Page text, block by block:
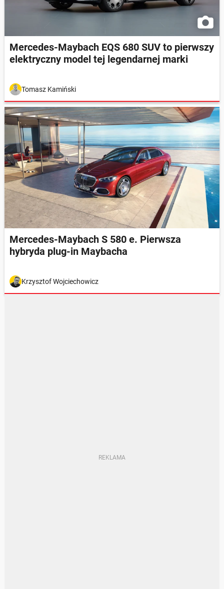
Mercedes-Maybach EQS 680 SUV to pierwszy
elektryczny model tej legendarnej marki
Tomasz Kamiński
Mercedes-Maybach S 580 e. Pierwsza
hybryda plug-in Maybacha
Krzysztof Wojciechowicz